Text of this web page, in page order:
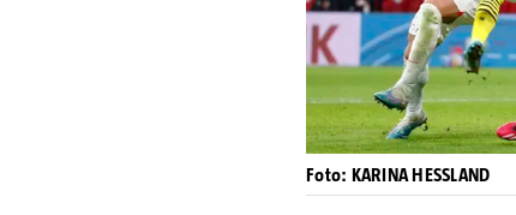
Foto: KARINA HESSLAND